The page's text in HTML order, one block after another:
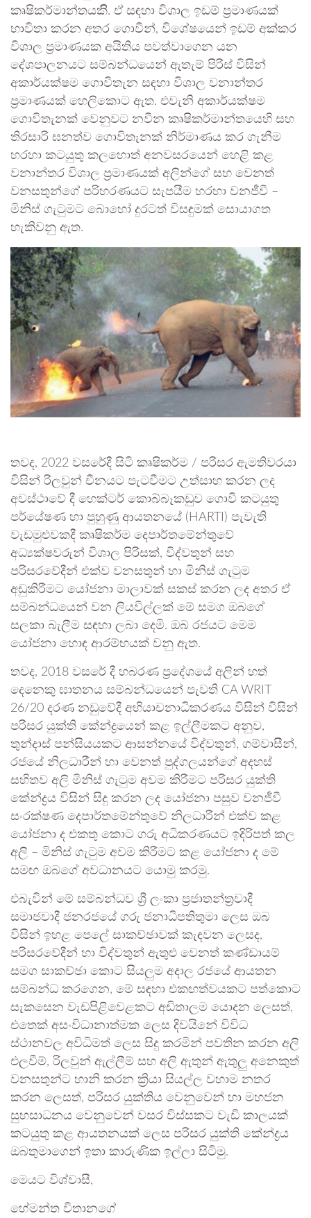
කෘෂිකර්මාන්තයකිි. ඒ සඳහා විශාල ඉඩම් ප්‍රමාණයක්
භාවිතා කරන අතර ගොවීන්, විශේෂයෙන් ඉඩම් අක්කර
විශාල ප්‍රමාණයක අයිතිය පවත්වාගෙන යන
දේශපාලනයට සම්බන්ධයෙන් ඇතැම් පිරිස් විසින්
අකාර්යක්ෂම ගොවිතැන සඳහා විශාල වනාන්තර
ප්‍රමාණයක් හෙලිකොට ඇත. එවැනි අකාර්යක්ෂම
ගොවිතැනක් වෙනුවට නවීන කෘෂිකර්මාන්තයෙහි සහ
තිරසාරි ඝනත්ව ගොවිතැනක් නිර්මාණය කර ගැනීම
හරහා කටයුතු කලහොත් අනවසරයෙන් හෙළි කළ
වනාන්තර විශාල ප්‍රමාණයක් අලින්ගේ සහ වෙනත්
වනසතුන්ගේ පරිහරණයට සැපයීම හරහා වනජීවී –
මිනිස් ගැටුමට බොහෝ දුරටත් විසඳුමක් සොයාගත
හැකිවනු ඇත.
තවද, 2022 වසරේදී සිටි කෘෂිකර්ම / පරිසර ඇමතිවරයා
විසින් රිලවුන් චීනයට පැටවීමට උත්සාහ කරන ලද
අවස්ථාවේ දී හෙක්ටර් කොබ්බෑකඩුව ගොවි කටයුතු
පර්යේෂණ හා පුහුණු ආයතනයේ (HARTI) පැවැති
වැඩමුළුවකදී කෘෂිකර්ම දෙපාර්තමේන්තුවේ
අධ්‍යක්ෂවරුන් විශාල පිරිසක්, විද්වතුන් සහ
පරිසරවේදීන් එක්ව වනසතුන් හා මිනිස් ගැටුම
අඩුකිරීමට යෝජනා මාලාවක් සකස් කරන ලද අතර ඒ
සම්බන්ධයෙන් වන ලියවිල්ලක් මේ සමග ඔබගේ
සලකා බැලීම සඳහා ලබා දෙමි. ඔබ රජයට මෙම
යෝජනා හොඳ ආරම්භයක් වනු ඇත.
තවද, 2018 වසරේ දී හබරණ ප්‍රදේශයේ අලින් හත්
දෙනෙකු ඝාතනය සම්බන්ධයෙන් පැවති CA WRIT
26/20 දරණ නඩුවේදී අභියාචනාධිකරණය විසින් විසින්
පරිසර යුක්ති කේන්ද්‍රයෙන් කළ ඉල්ලීමකට අනුව,
තුන්දාස් පන්සියයකට ආසන්නයේ විද්වතුන්, ගම්වාසීන්,
රජයේ නිලධාරීන් හා වෙනත් පුද්ගලයන්ගේ අදහස්
සහිතව අලි මිනිස් ගැටුම අවම කිරීමට පරිසර යුක්ති
කේන්ද්‍රය විසින් සිදු කරන ලද යෝජනා පසුව වනජීවී
සංරක්ෂණ දෙපාර්තමේන්තුවේ නිලධාරීන් එක්ව කළ
යෝජනා ද එකතු කොට ගරු අධිකරණයට ඉදිරිපත් කල
අලි – මිනිස් ගැටුම අවම කිරීමට කළ යෝජනා ද මේ
සමඟ ඔබගේ අවධානයට යොමු කරමු.
එබැවින් මේ සම්බන්ධව ශ්‍රී ලංකා ප්‍රජාතන්ත්‍රවාදී
සමාජවාදී ජනරජයේ ගරු ජනාධිපතිතුමා ලෙස ඔබ
විසින් ඉහළ පෙලේ සාකච්ඡාවක් කැඳවන ලෙසද,
පරිසරවේදීන් හා විද්වතුන් ඇතුළු වෙනත් කණ්ඩායම්
සමග සාකච්ඡා කොට සියලුම අදාල රජයේ ආයතන
සම්බන්ධ කරගෙන, මේ සඳහා එකඟත්වයකට පත්කොට
සැකසෙන වැඩපිළිවෙළකට අඩිතාලම යොදන ලෙසත්,
එතෙක් අසංවිධානාත්මක ලෙස දිවයිනේ විවිධ
ස්ථානවල අවිධිමත් ලෙස සිදු කරමින් පවතින කරන අලි
එලවීම්, රිලවුන් ඇල්ලීම් සහ අලි ඇතුන් ඇතුලු අනෙකුත්
වනසතුන්ට හානි කරන ක්‍රියා සියල්ල වහාම නතර
කරන ලෙසත්, පරිසර යුක්තිය වෙනුවෙන් හා මහජන
සුභසාධනය වෙනුවෙන් වසර විස්සකට වැඩි කාලයක්
කටයුතු කළ ආයතනයක් ලෙස පරිසර යුක්ති කේන්ද්‍රය
ඔබතුමාගෙන් ඉතා කාරුණික ඉල්ලා සිටිමු.
මෙයට විශ්වාසී,
හේමන්ත විතානගේ